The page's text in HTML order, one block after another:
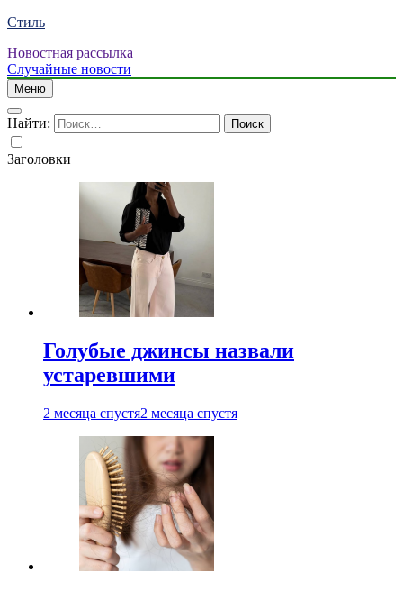
Стиль
Новостная рассылка
Случайные новости
Меню
Найти:
Заголовки
Голубые джинсы назвали
устаревшими
2 месяца спустя2 месяца спустя